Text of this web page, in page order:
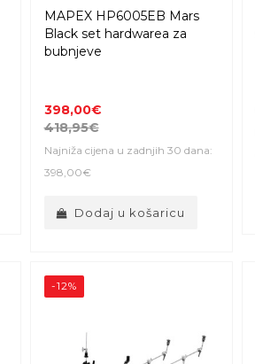
MAPEX HP6005EB Mars
Black set hardwarea za
bubnjeve
398,00€
418,95€
Najniža cijena u zadnjih 30 dana:
398,00€
Dodaj u košaricu
-12%